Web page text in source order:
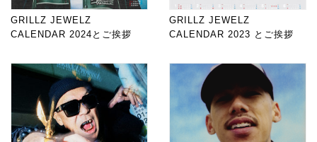
GRILLZ JEWELZ
CALENDAR 2024とご挨拶
GRILLZ JEWELZ
CALENDAR 2023 とご挨拶